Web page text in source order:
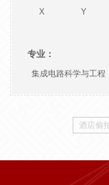
X
Y
专业：
集成电路科学与工程
酒店偷